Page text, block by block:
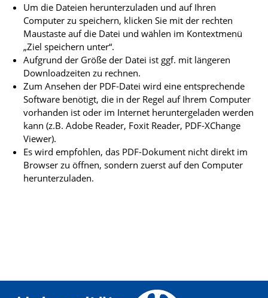
Um die Dateien herunterzuladen und auf Ihren
Computer zu speichern, klicken Sie mit der rechten
Maustaste auf die Datei und wählen im Kontextmenü
„Ziel speichern unter“.
Aufgrund der Größe der Datei ist ggf. mit längeren
Downloadzeiten zu rechnen.
Zum Ansehen der PDF-Datei wird eine entsprechende
Software benötigt, die in der Regel auf Ihrem Computer
vorhanden ist oder im Internet heruntergeladen werden
kann (z.B. Adobe Reader, Foxit Reader, PDF-XChange
Viewer).
Es wird empfohlen, das PDF-Dokument nicht direkt im
Browser zu öffnen, sondern zuerst auf den Computer
herunterzuladen.